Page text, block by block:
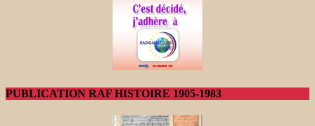
PUBLICATION RAF HISTOIRE 1905-1983